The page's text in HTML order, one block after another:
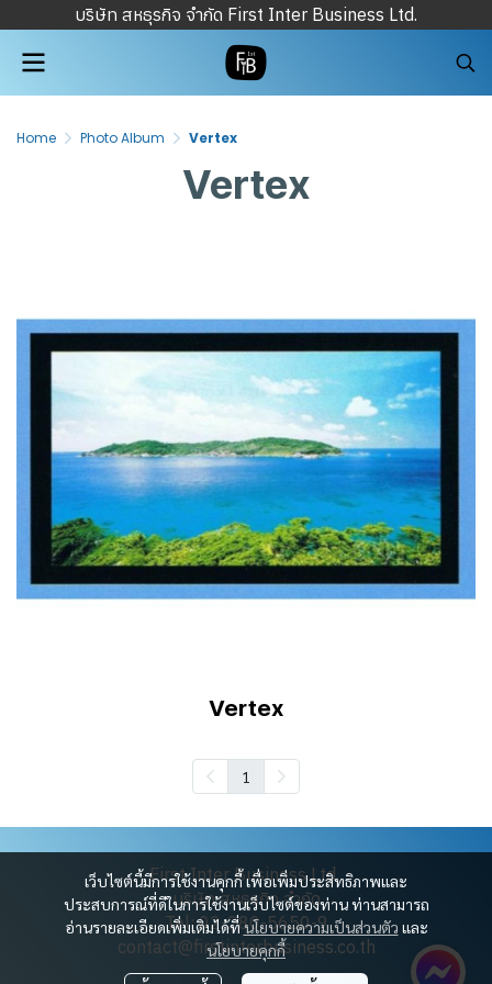
บริษัท สหธุรกิจ จำกัด First Inter Business Ltd.
Home Photo Album Vertex
Vertex
Vertex
1
เว็บไซต์นี้มีการใช้งานคุกกี้ เพื่อเพิ่มประสิทธิภาพและ
ประสบการณ์ที่ดีในการใช้งานเว็บไซต์ของท่าน ท่านสามารถ
อ่านรายละเอียดเพิ่มเติมได้ที่นโยบายความเป็นส่วนตัว และ
นโยบายคุกกี้
First Inter Business Ltd.
บริษัท สหธุรกิจ จำกัด
Tel: 02-280-5650-9
contact@firstinterbusiness.co.th